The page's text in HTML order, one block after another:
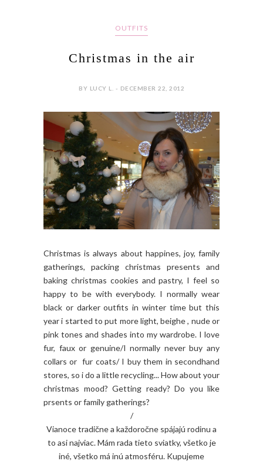
OUTFITS
Christmas in the air
BY LUCY L. - DECEMBER 22, 2012
Christmas is always about happines, joy, family
gatherings, packing christmas presents and
baking christmas cookies and pastry, I feel so
happy to be with everybody. I normally wear
black or darker outfits in winter time but this
year i started to put more light, beighe , nude or
pink tones and shades into my wardrobe. I love
fur, faux or genuine/I normally never buy any
collars or fur coats/ I buy them in secondhand
stores, so i do a little recycling... How about your
christmas mood? Getting ready? Do you like
prsents or family gatherings?
/
Vianoce tradične a každoročne spájajú rodinu a
to asi najviac. Mám rada tieto sviatky, všetko je
iné, všetko má inú atmosféru. Kupujeme